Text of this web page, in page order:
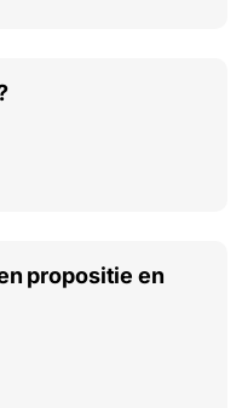
propositie en